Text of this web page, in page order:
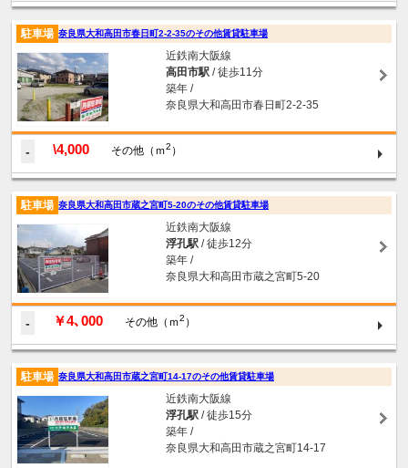
駐車場 奈良県大和高田市春日町2-2-35のその他賃貸駐車場
近鉄南大阪線
高田市駅/ 徒歩11分
築年 /
奈良県大和高田市春日町2-2-35
- \4,000 その他（ｍ2 ）
駐車場 奈良県大和高田市蔵之宮町5-20のその他賃貸駐車場
近鉄南大阪線
浮孔駅/ 徒歩12分
築年 /
奈良県大和高田市蔵之宮町5-20
- ￥4､000 その他（ｍ2 ）
駐車場 奈良県大和高田市蔵之宮町14-17のその他賃貸駐車場
近鉄南大阪線
浮孔駅/ 徒歩15分
築年 /
奈良県大和高田市蔵之宮町14-17